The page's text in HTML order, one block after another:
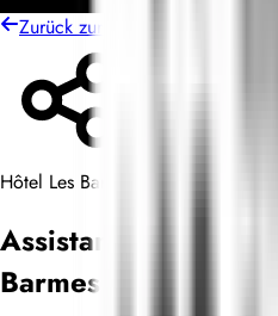
Zurück zur Jobliste
Hôtel Les Barmes de l'Ours
Assistant
Barmes de l'Ours